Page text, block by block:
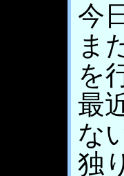
今
ま
を
最
な
独